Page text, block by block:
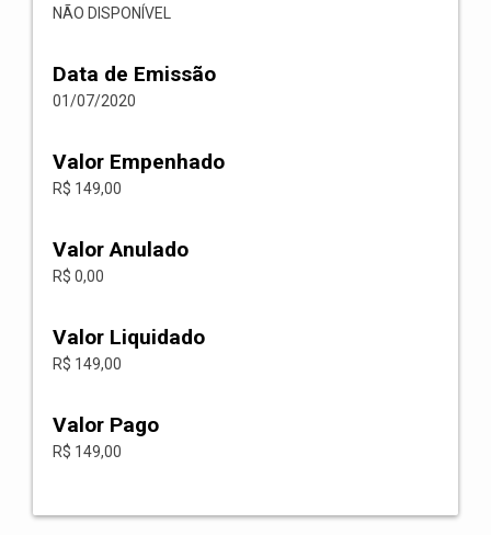
NÃO DISPONÍVEL
Data de Emissão
01/07/2020
Valor Empenhado
R$ 149,00
Valor Anulado
R$ 0,00
Valor Liquidado
R$ 149,00
Valor Pago
R$ 149,00